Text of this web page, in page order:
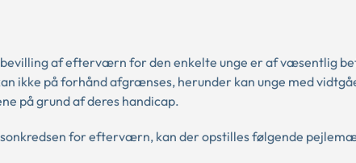
af efterværn for den enkelte unge er af væsentlig
ikke på forhånd afgrænses, herunder kan unge med
på grund af deres handicap.
for efterværn, kan der opstilles følgende